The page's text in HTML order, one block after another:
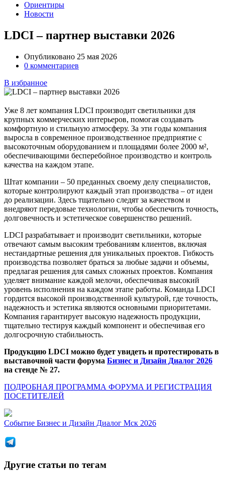
Ориентиры
Новости
LDCI – партнер выставки 2026
Опубликовано 25 мая 2026
0 комментариев
В избранное
Уже 8 лет компания LDCI производит светильники для
крупных коммерческих интерьеров, помогая создавать
комфортную и стильную атмосферу. За эти годы компания
выросла в современное производственное предприятие с
высокоточным оборудованием и площадями более 2000 м²,
обеспечивающими бесперебойное производство и контроль
качества на каждом этапе.
Штат компании – 50 преданных своему делу специалистов,
которые контролируют каждый этап производства – от идеи
до реализации. Здесь тщательно следят за качеством и
внедряют передовые технологии, чтобы обеспечить точность,
долговечность и эстетическое совершенство решений.
LDCI разрабатывает и производит светильники, которые
отвечают самым высоким требованиям клиентов, включая
нестандартные решения для уникальных проектов. Гибкость
производства позволяет браться за любые задачи и объемы,
предлагая решения для самых сложных проектов. Компания
уделяет внимание каждой мелочи, обеспечивая высокий
уровень исполнения на каждом этапе работы. Команда LDCI
гордится высокой производственной культурой, где точность,
надежность и эстетика являются основными приоритетами.
Компания гарантирует высокую надежность продукции,
тщательно тестируя каждый компонент и обеспечивая его
долгосрочную стабильность.
Продукцию LDCI можно будет увидеть и протестировать в
выставочной части форума Бизнес и Дизайн Диалог 2026
на стенде № 27.
ПОДРОБНАЯ ПРОГРАММА ФОРУМА И РЕГИСТРАЦИЯ
ПОСЕТИТЕЛЕЙ
Событие Бизнес и Дизайн Диалог Мск 2026
Другие статьи по тегам